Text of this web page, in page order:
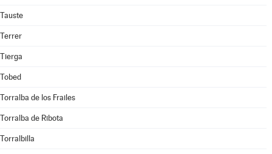
Tauste
Terrer
Tierga
Tobed
Torralba de los Frailes
Torralba de Ribota
Torralbilla